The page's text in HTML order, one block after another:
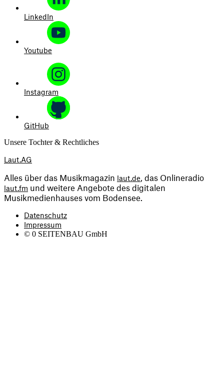
LinkedIn
Youtube
Instagram
GitHub
Unsere Tochter & Rechtliches
Laut.AG
Alles über das Musikmagazin laut.de
laut.fm und weitere Angebote des digitalen
Musikmedienhauses vom Bodensee.
Datenschutz
Impressum
© 0 SEITENBAU GmbH